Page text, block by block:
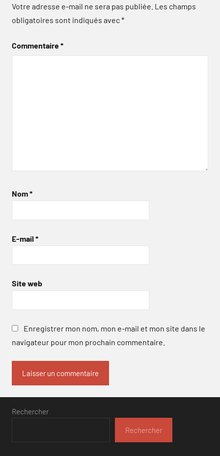
Votre adresse e-mail ne sera pas publiée. Les champs
obligatoires sont indiqués avec*
Commentaire*
Nom*
E-mail *
Site web
Enregistrer mon nom, mon e-mail et mon site dans le
navigateur pour mon prochain commentaire.
Rechercher
Rechercher